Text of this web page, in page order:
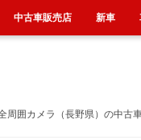
囲カメラ（長野県）の中古
中古車販売店 新車